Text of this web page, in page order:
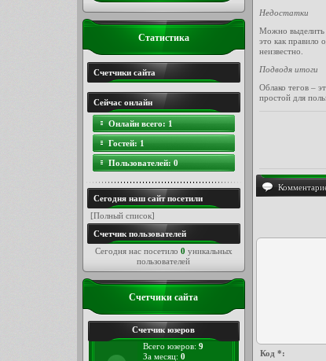
Недостатки
Можно выделить
это как правило
неизвестно.
Подводя итоги
Облако тегов –
простой для
Код *:
Статистика
Счетчики сайта
Сейчас онлайн
Онлайн всего:1
Гостей:1
Пользователей:0
Сегодня наш сайт посетили
[Полный список]
Счетчик пользователей
Сегодня нас посетило 0 уникальных
пользователей
Счетчики сайта
Счетчик юзеров
Всего юзеров: 9
За месяц: 0